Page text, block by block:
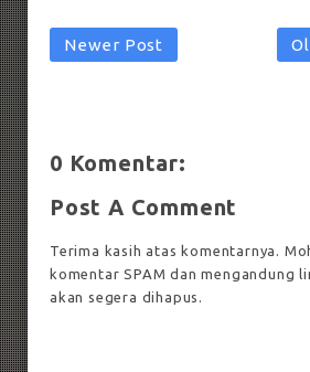
Newer Post
0 Komentar:
Post A Comment
Terima kasih atas komentarnya.
komentar SPAM dan mengandung
akan segera dihapus.